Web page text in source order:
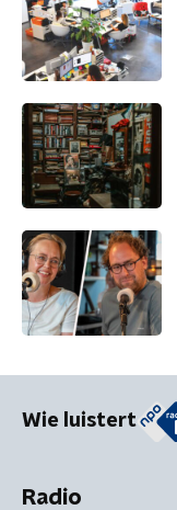
Wie luistert
Radio